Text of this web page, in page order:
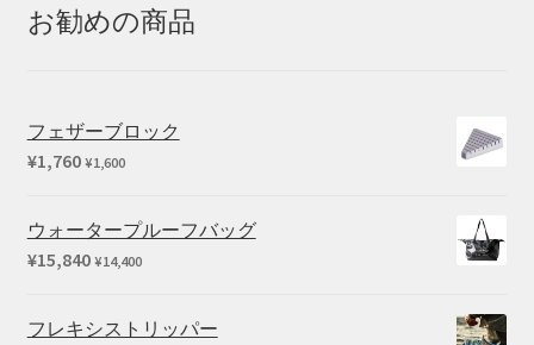
–
¥25,410
お勧めの商品
フェザーブロック
¥1,760 ¥1,600
ウォータープルーフバッグ
¥15,840 ¥14,400
フレキシストリッパー